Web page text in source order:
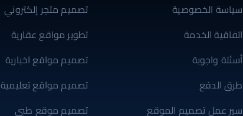
سياسة الخصوصية
اتفاقية الخدمة
أسئلة واجوبة
طرق الدفع
سير عمل تصميم الموقع
تصميم متجر إلكتروني
تطوير مواقع عقارية
تصميم مواقع اخبارية
تصميم مواقع تعليمية
تصميم موقع طبي